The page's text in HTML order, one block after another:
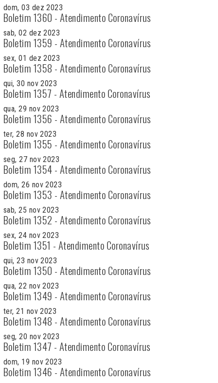
dom, 03 dez 2023
Boletim 1360 - Atendimento Coronavírus
sab, 02 dez 2023
Boletim 1359 - Atendimento Coronavírus
sex, 01 dez 2023
Boletim 1358 - Atendimento Coronavírus
qui, 30 nov 2023
Boletim 1357 - Atendimento Coronavírus
qua, 29 nov 2023
Boletim 1356 - Atendimento Coronavírus
ter, 28 nov 2023
Boletim 1355 - Atendimento Coronavírus
seg, 27 nov 2023
Boletim 1354 - Atendimento Coronavírus
dom, 26 nov 2023
Boletim 1353 - Atendimento Coronavírus
sab, 25 nov 2023
Boletim 1352 - Atendimento Coronavírus
sex, 24 nov 2023
Boletim 1351 - Atendimento Coronavírus
qui, 23 nov 2023
Boletim 1350 - Atendimento Coronavírus
qua, 22 nov 2023
Boletim 1349 - Atendimento Coronavírus
ter, 21 nov 2023
Boletim 1348 - Atendimento Coronavírus
seg, 20 nov 2023
Boletim 1347 - Atendimento Coronavírus
dom, 19 nov 2023
Boletim 1346 - Atendimento Coronavírus